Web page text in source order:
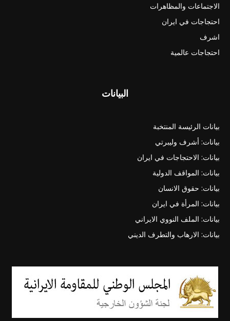
الاجتماعات والمظاهرات
احتجاجات في ايران
اشرف
احتجاجات عالمية
البيانات
بيانات الرئيسة المنتخبة
بيانات: أشرف وليبرتي
بيانات: الاحتجاجات في ايران
بيانات: المواقف الدولية
بيانات: حقوق الانسان
بيانات: المرأة في ايران
بيانات: الملف النووي الايراني
بيانات: الارهاب والتطرف الديني